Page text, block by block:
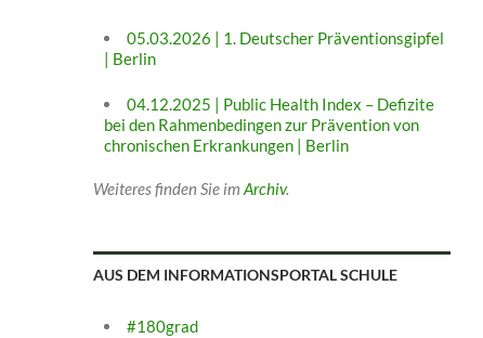
05.03.2026 | 1. Deutscher Präventionsgipfel
| Berlin
04.12.2025 | Public Health Index – Defizite
bei den Rahmenbedingen zur Prävention von
chronischen Erkrankungen | Berlin
Weiteres finden Sie im Archiv.
AUS DEM INFORMATIONSPORTAL SCHULE
#180grad